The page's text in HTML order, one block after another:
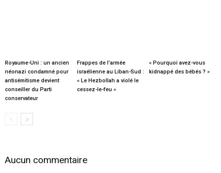
Royaume-Uni : un ancien
néonazi condamné pour
antisémitisme devient
conseiller du Parti
conservateur
Frappes de l’armée
israélienne au Liban-Sud :
« Le Hezbollah a violé le
cessez-le-feu »
« Pourquoi avez-vous
kidnappé des bébés ? »
Aucun commentaire